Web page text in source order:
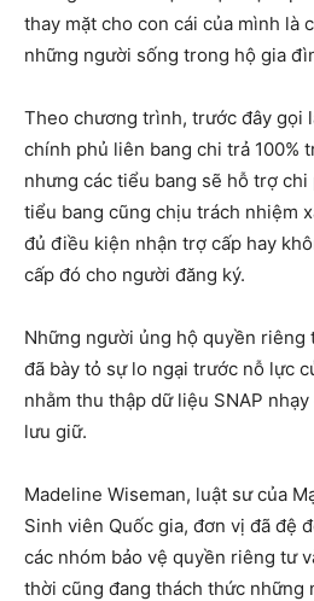
thay mặt cho con cái của mình là
những người sống trong hộ gia
Theo chương trình, trước đây gọi
chính phủ liên bang chi trả 100%
nhưng các tiểu bang sẽ hỗ trợ
tiểu bang cũng chịu trách nhiệm
đủ điều kiện nhận trợ cấp hay
cấp đó cho người đăng ký.
Những người ủng hộ quyền riêng
đã bày tỏ sự lo ngại trước nỗ lực
nhằm thu thập dữ liệu SNAP
lưu giữ.
Madeline Wiseman, luật sư của
Sinh viên Quốc gia, đơn vị đã đệ
các nhóm bảo vệ quyền riêng tư
thời cũng đang thách thức những